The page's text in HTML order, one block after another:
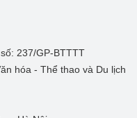
237/GP-BTTTT
hóa - Thể thao và Du lịch